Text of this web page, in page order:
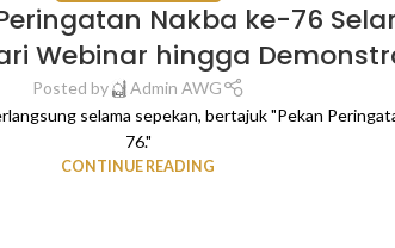
Nakba ke-76
Webinar hingga
Posted by
Admin AWG
selama sepekan, bertajuk "Pekan
76."
CONTINUE READING